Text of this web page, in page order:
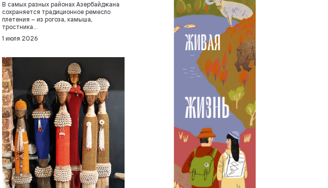
В самых разных районах Азербайджана
сохраняется традиционное ремесло
плетения – из рогоза, камыша,
тростника…
1 июля 2026